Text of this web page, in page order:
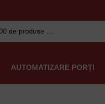
AUTOMATIZARE PORȚI